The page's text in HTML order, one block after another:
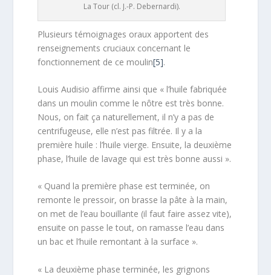
La Tour (cl. J.-P. Debernardi).
Plusieurs témoignages oraux apportent des
renseignements cruciaux concernant le
fonctionnement de ce moulin[5].
Louis Audisio affirme ainsi que « l’huile fabriquée
dans un moulin comme le nôtre est très bonne.
Nous, on fait ça naturellement, il n’y a pas de
centrifugeuse, elle n’est pas filtrée. Il y a la
première huile : l’huile vierge. Ensuite, la deuxième
phase, l’huile de lavage qui est très bonne aussi ».
« Quand la première phase est terminée, on
remonte le pressoir, on brasse la pâte à la main,
on met de l’eau bouillante (il faut faire assez vite),
ensuite on passe le tout, on ramasse l’eau dans
un bac et l’huile remontant à la surface ».
« La deuxième phase terminée, les grignons